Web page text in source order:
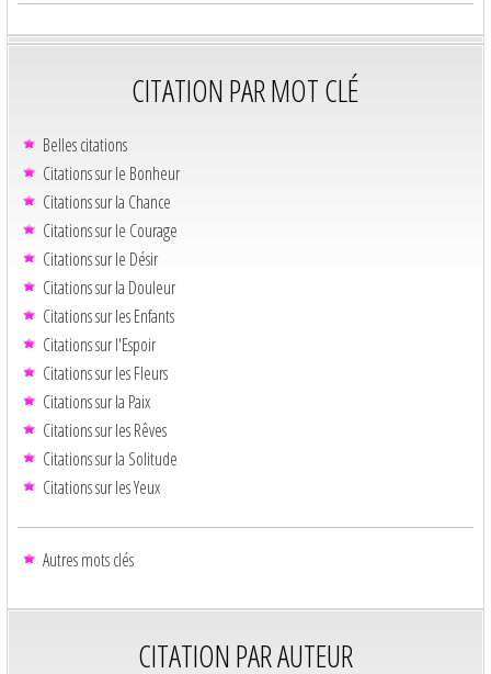
CITATION PAR MOT CLÉ
Belles citations
Citations sur le Bonheur
Citations sur la Chance
Citations sur le Courage
Citations sur le Désir
Citations sur la Douleur
Citations sur les Enfants
Citations sur l'Espoir
Citations sur les Fleurs
Citations sur la Paix
Citations sur les Rêves
Citations sur la Solitude
Citations sur les Yeux
Autres mots clés
CITATION PAR AUTEUR